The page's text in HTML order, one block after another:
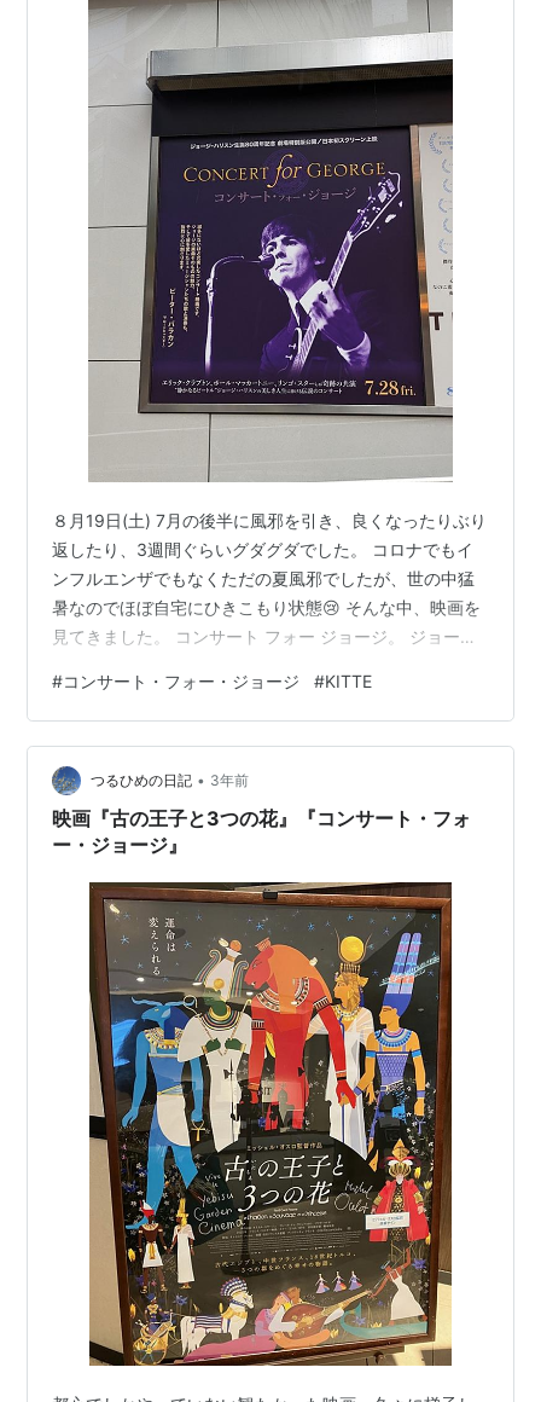
８月19日(土) 7月の後半に風邪を引き、良くなったりぶり
返したり、3週間ぐらいグダグダでした。 コロナでもイ
ンフルエンザでもなくただの夏風邪でしたが、世の中猛
暑なのでほぼ自宅にひきこもり状態😢 そんな中、映画を
見てきました。 コンサート フォー ジョージ。 ジョー
トの記録です。 もう20年も前のコンサートなので、出演
しているエリック・クラプトンやポールやリンゴもみん
な今よりはだいぶ若い。 ジョージを思って心を込めて演
奏しているのが伝わってくる温かいコンサートでした。
プログラムはなかったけど、小さなリーフレットをいた
だきました。 観客はもろ…
#コンサート・フォー・ジョージ #KITTE
つるひめの日記 • 3年前
映画『古の王子と3つの花』『コンサート・フォ
ー・ジョージ』